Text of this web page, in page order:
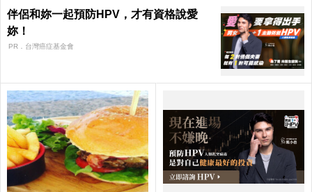
伴侶和妳一起預防HPV，才有資格說愛
妳！
PR．台灣癌症基金會